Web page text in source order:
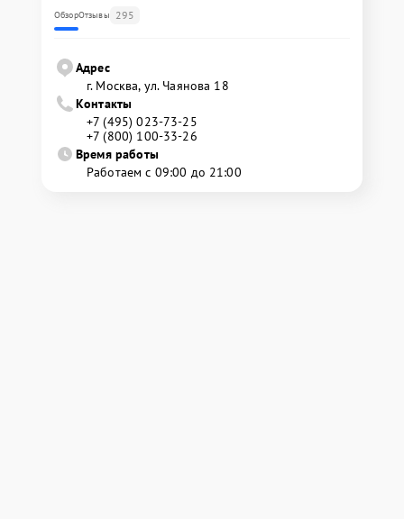
ОбзорОтзывы 295
Адрес
г. Москва, ул. Чаянова 18
Контакты
+7 (495) 023-73-25
+7 (800) 100-33-26
Время работы
Работаем с 09:00 до 21:00